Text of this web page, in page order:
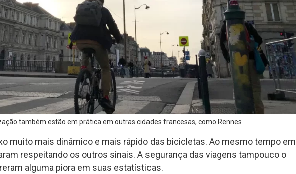
também estão em prática em outras cidades francesas, como Rennes
muito mais dinâmico e mais rápido das bicicletas. Ao mesmo tempo em
respeitando os outros sinais. A segurança das viagens tampouco o
alguma piora em suas estatísticas.